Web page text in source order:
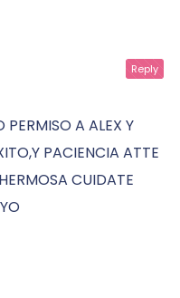
PERMISO A ALEX Y
PACIENCIA ATTE
CUIDATE
Reply